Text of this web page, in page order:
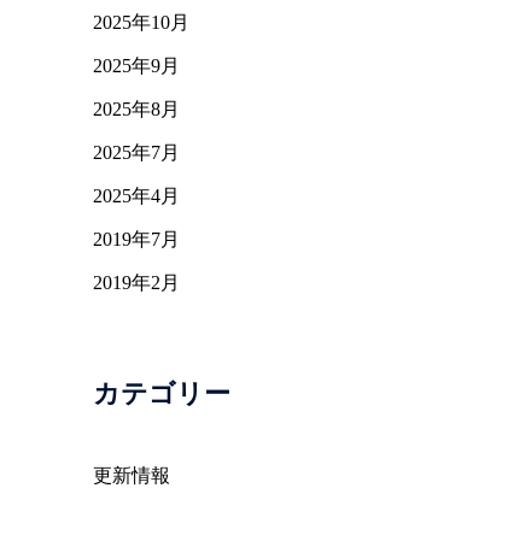
2025年10月
2025年9月
2025年8月
2025年7月
2025年4月
2019年7月
2019年2月
カテゴリー
更新情報